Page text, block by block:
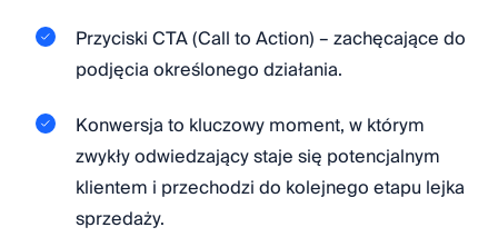
Przyciski CTA (Call to Action) – zachęcające do
podjęcia określonego działania.
Konwersja to kluczowy moment, w którym
zwykły odwiedzający staje się potencjalnym
klientem i przechodzi do kolejnego etapu lejka
sprzedaży.